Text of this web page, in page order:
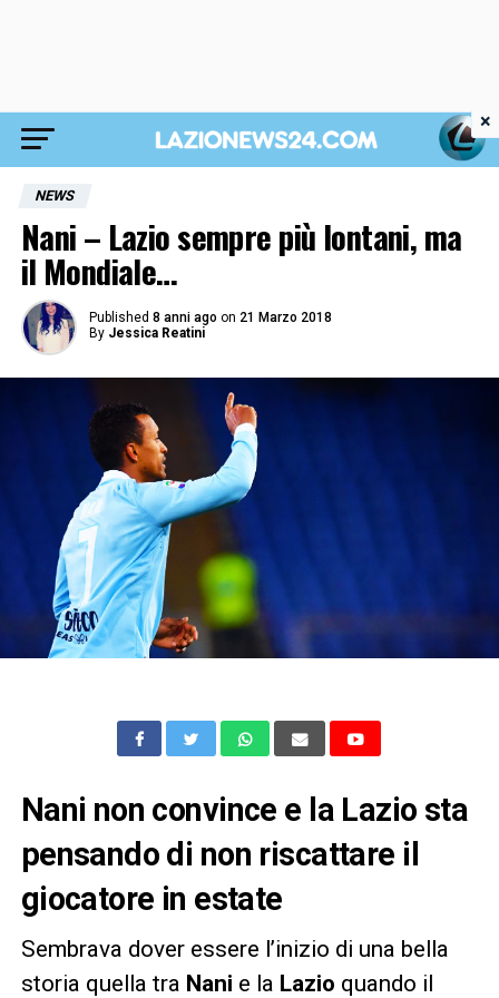
NEWS
Nani – Lazio sempre più lontani, ma
il Mondiale…
Published 8 anni ago on 21 Marzo 2018
By Jessica Reatini
Nani non convince e la Lazio sta
pensando di non riscattare il
giocatore in estate
Sembrava dover essere l’inizio di una bella
storia quella tra Nani e la Lazio quando il
×